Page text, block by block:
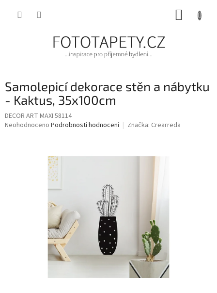
Samolepicí dekorace stěn a nábytku
- Kaktus, 35x100cm
DECOR ART MAXI 58114
Průměrné
Neohodnoceno Podrobnosti hodnocení Značka: Crearreda